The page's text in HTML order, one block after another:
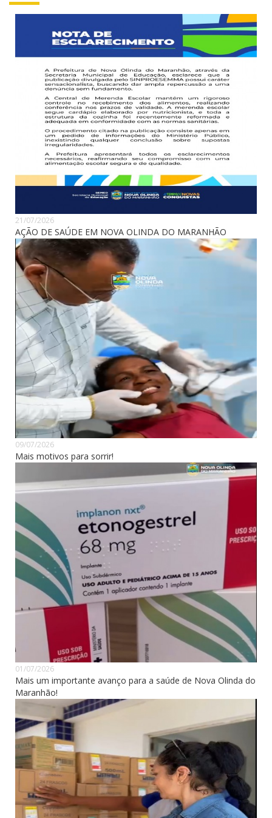
21/07/2026
AÇÃO DE SAÚDE EM NOVA OLINDA DO MARANHÃO
09/07/2026
Mais motivos para sorrir!
01/07/2026
Mais um importante avanço para a saúde de Nova Olinda do
Maranhão!